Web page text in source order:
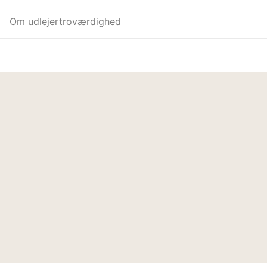
Om udlejertroværdighed